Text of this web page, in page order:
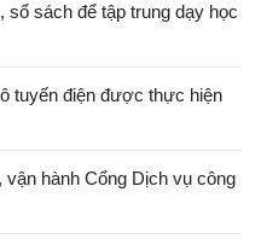
sách để tập trung dạy học
tuyến điện được thực hiện
hành Cổng Dịch vụ công